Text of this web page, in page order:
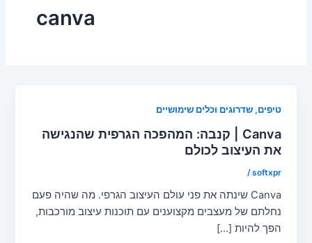
canva
טיפים, שדרוגים וכלים שימושיים
Canva | קנבה: המהפכה הגרפית שהנגישה
את העיצוב לכולם
softxpr
/
Canva שינתה את פני עולם העיצוב הגרפי. מה שהיה פעם
נחלתם של מעצבים מקצוענים עם תוכנות עיצוב מורכבות,
הפך להיות […]